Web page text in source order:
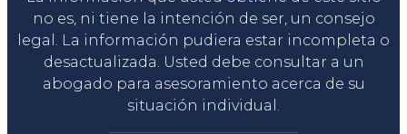
no es, ni tiene la intención de ser, un consejo
legal. La información pudiera estar incompleta o
desactualizada. Usted debe consultar a un
abogado para asesoramiento acerca de su
situación individual.